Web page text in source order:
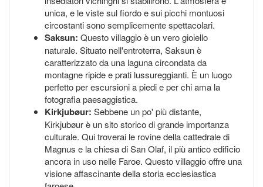
unica, e le viste sul fiordo e sui picchi montuosi
circostanti sono semplicemente spettacolari.
Saksun: Questo villaggio è un vero gioiello
naturale. Situato nell'entroterra, Saksun è
caratterizzato da una laguna circondata da
montagne ripide e prati lussureggianti. È un luogo
perfetto per escursioni a piedi e per chi ama la
fotografia paesaggistica.
Kirkjubøur: Sebbene un po' più distante,
Kirkjubøur è un sito storico di grande importanza
culturale. Qui troverai le rovine della cattedrale di
Magnus e la chiesa di San Olaf, il più antico edificio
ancora in uso nelle Faroe. Questo villaggio offre una
visione affascinante della storia ecclesiastica